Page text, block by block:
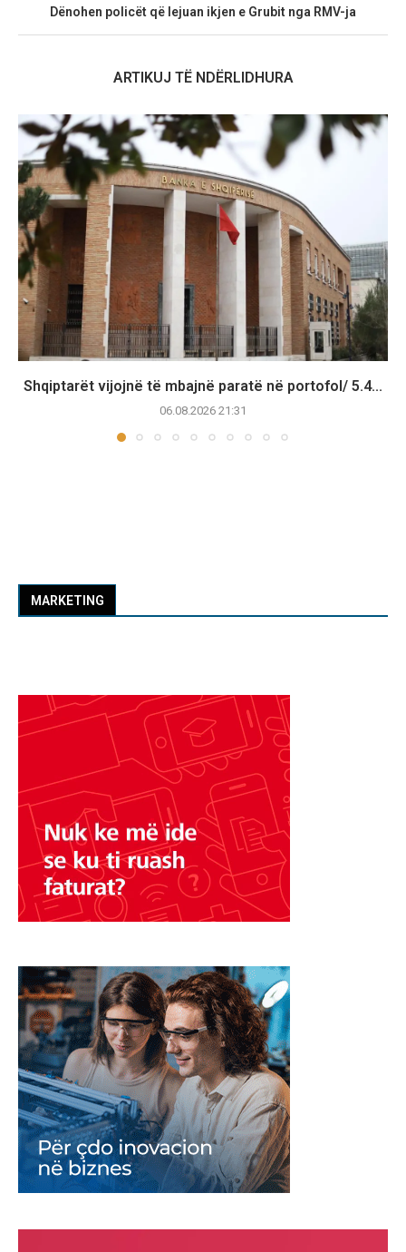
Dënohen policët që lejuan ikjen e Grubit nga RMV-ja
ARTIKUJ TË NDËRLIDHURA
Shqiptarët vijojnë të mbajnë paratë në portofol/ 5.4...
06.08.2026 21:31
MARKETING